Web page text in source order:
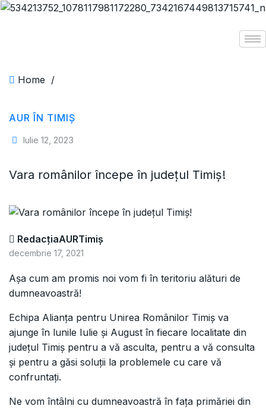
Home /
AUR ÎN TIMIȘ
Iulie 12, 2023
Vara românilor începe în județul Timiş!
RedacțiaAURTimiș
decembrie 17, 2021
Așa cum am promis noi vom fi în teritoriu alături de
dumneavoastră!
Echipa Alianța pentru Unirea Românilor Timiș va
ajunge în lunile Iulie și August în fiecare localitate din
județul Timiș pentru a vă asculta, pentru a vă consulta
și pentru a găsi soluții la problemele cu care vă
confruntați.
Ne vom întâlni cu dumneavoastră în fața primăriei din